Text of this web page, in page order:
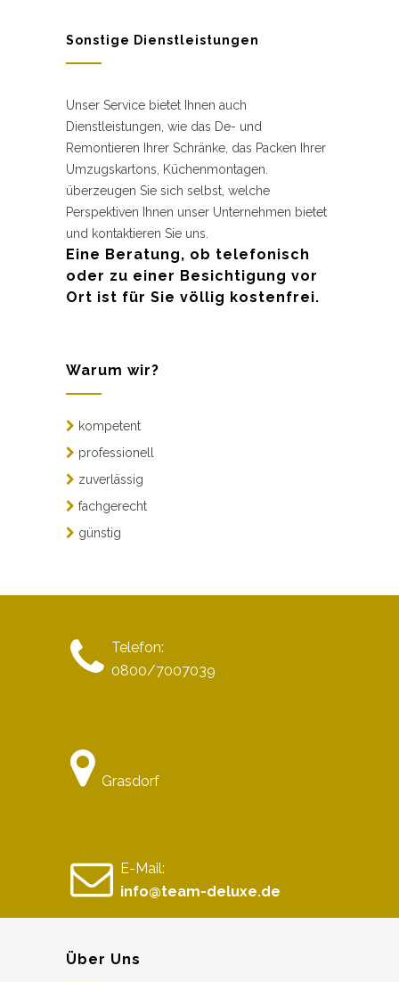
Sonstige Dienstleistungen
Unser Service bietet Ihnen auch
Dienstleistungen, wie das De- und
Remontieren Ihrer Schränke, das Packen Ihrer
Umzugskartons, Küchenmontagen.
überzeugen Sie sich selbst, welche
Perspektiven Ihnen unser Unternehmen bietet
und kontaktieren Sie uns.
Eine Beratung, ob telefonisch
oder zu einer Besichtigung vor
Ort ist für Sie völlig kostenfrei.
Warum wir?
kompetent
professionell
zuverlässig
fachgerecht
günstig
Telefon:
0800/7007039
Grasdorf
E-Mail:
info@team-deluxe.de
Über Uns